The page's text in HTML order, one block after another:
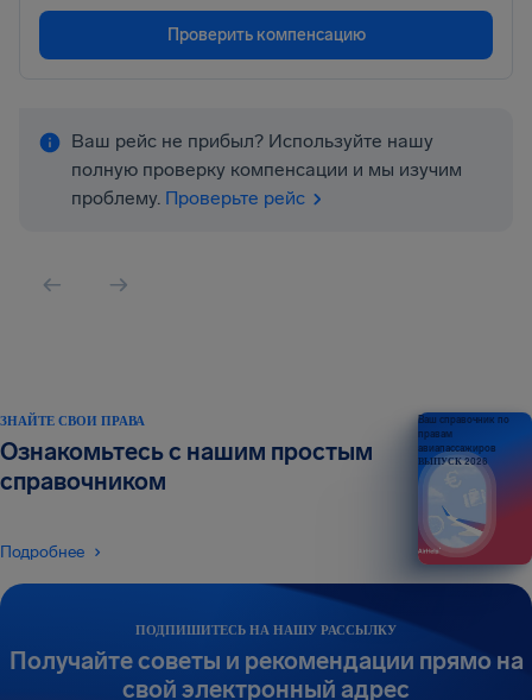
Проверить компенсацию
Ваш рейс не прибыл? Используйте нашу
полную проверку компенсации и мы изучим
проблему. Проверьте рейс
ПОДПИШИТЕСЬ НА НАШУ РАССЫЛКУ
Получайте советы и рекомендации прямо на
свой электронный адрес
ЗНАЙТЕ СВОИ ПРАВА
Ознакомьтесь с нашим простым
справочником
Подробнее
Ваш справочник по
правам
авиапассажиров
ВЫПУСК 2026